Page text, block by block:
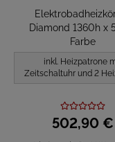
Diamond 1360h x
Farbe
inkl. Heizpatrone
Zeitschaltuhr und 2
502,90 €